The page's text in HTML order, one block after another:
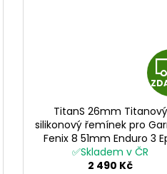
TitanS 26mm Titanový
silikonový řemínek pro
Fenix 8 51mm Enduro 3
PRO černý oranžový
✅Skladem v ČR
2 490 Kč